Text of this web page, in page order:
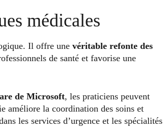
médicales
Il offre une véritable refonte des
de santé et favorise une
de Microsoft, les praticiens peuvent
améliore la coordination des soins et
les services d’urgence et les spécialités